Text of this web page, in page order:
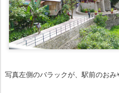
写真左側のバラックが、駅前のおみ